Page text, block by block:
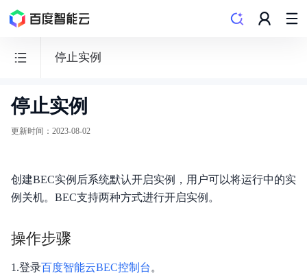
停止实例
边
缘
节
点
停止实例
更新时间 ： 2023-08-02
创建BEC实例后系统默认开启实例，用户可以将运行中的实
例关机。BEC支持两种方式进行开启实例。
操作步骤
1.登录百度智能云BEC控制台 。